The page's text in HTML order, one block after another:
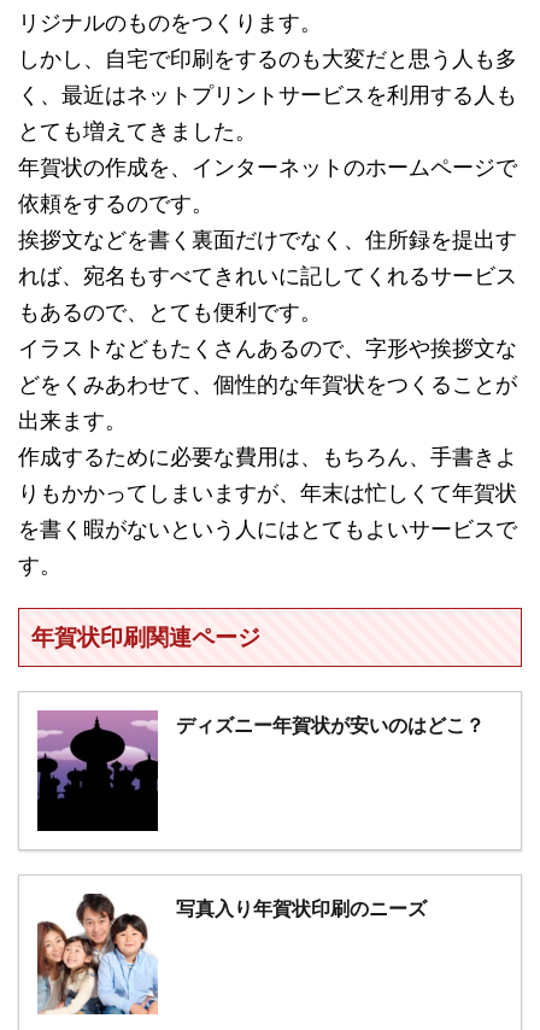
リジナルのものをつくります。
しかし、自宅で印刷をするのも大変だと思う人も多
く、最近はネットプリントサービスを利用する人も
とても増えてきました。
年賀状の作成を、インターネットのホームページで
依頼をするのです。
挨拶文などを書く裏面だけでなく、住所録を提出す
れば、宛名もすべてきれいに記してくれるサービス
もあるので、とても便利です。
イラストなどもたくさんあるので、字形や挨拶文な
どをくみあわせて、個性的な年賀状をつくることが
出来ます。
作成するために必要な費用は、もちろん、手書きよ
りもかかってしまいますが、年末は忙しくて年賀状
を書く暇がないという人にはとてもよいサービスで
す。
年賀状印刷関連ページ
ディズニー年賀状が安いのはどこ？
写真入り年賀状印刷のニーズ